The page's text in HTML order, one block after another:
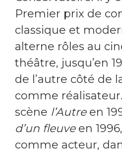
Premier prix de
classique et
alterne rôles au
théâtre, jusqu’en
de l’autre côté de
comme
scène l’Autreen
d’un fleuveen
comme acteur,